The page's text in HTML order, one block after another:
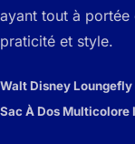
ayant tout à
praticité et style.
Walt Disney Loungefly
Sac À Dos Multicolore